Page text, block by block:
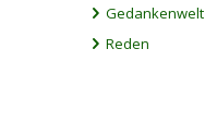
Gedankenwelt
Reden